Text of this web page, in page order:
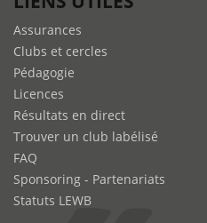
Assurances
Clubs et cercles
Pédagogie
Licences
Résultats en direct
Trouver un club labélisé
FAQ
Sponsoring - Partenariats
Statuts LEWB